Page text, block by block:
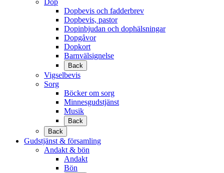
Dop
Dopbevis och fadderbrev
Dopbevis, pastor
Dopinbjudan och dophälsningar
Dopgåvor
Dopkort
Barnvälsignelse
Back
Vigselbevis
Sorg
Böcker om sorg
Minnesgudstjänst
Musik
Back
Back
Gudstjänst & församling
Andakt & bön
Andakt
Bön